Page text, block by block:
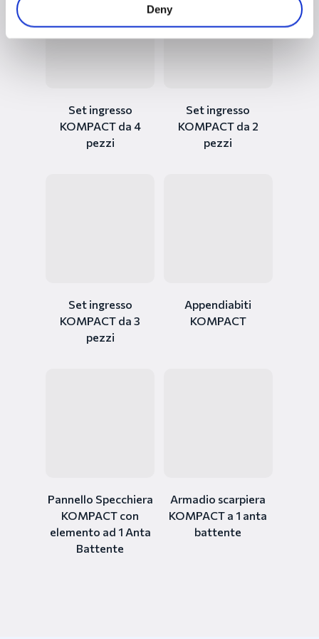
Deny
Set ingresso
KOMPACT da 4
pezzi
Set ingresso
KOMPACT da 2
pezzi
Set ingresso
KOMPACT da 3
pezzi
Appendiabiti
KOMPACT
Pannello Specchiera
KOMPACT con
elemento ad 1 Anta
Battente
Armadio scarpiera
KOMPACT a 1 anta
battente